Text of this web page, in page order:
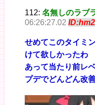
112: 名無しのラブ
06:26:27.02
せめてこのタイミ
けて欲しかったわ
あって当たり前レ
プデでどんどん改